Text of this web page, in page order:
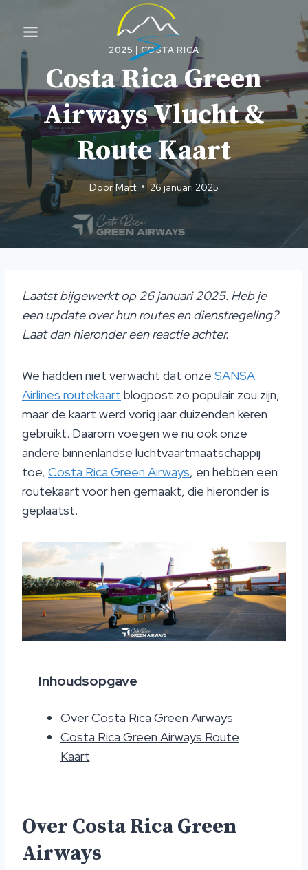
inhoud
2025 | COSTA RICA
Costa Rica Green
Airways Vlucht &
Route Kaart
Door Matt 26 januari 2025
Laatst bijgewerkt op 26 januari 2025. Heb je
een update over hun routes en dienstregeling?
Laat dan hieronder een reactie achter.
We hadden niet verwacht dat onze SANSA
Airlines routekaart blogpost zo populair zou zijn,
maar de kaart werd vorig jaar duizenden keren
gebruikt. Daarom voegen we nu ook onze
andere binnenlandse luchtvaartmaatschappij
toe, Costa Rica Green Airways, en hebben een
routekaart voor hen gemaakt, die hieronder is
geplaatst.
Inhoudsopgave
Over Costa Rica Green Airways
Costa Rica Green Airways Route
Kaart
Over Costa Rica Green
Airways